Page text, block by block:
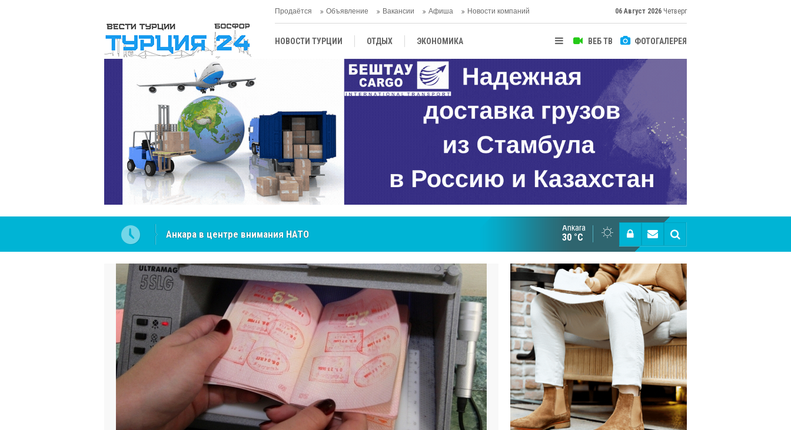
Продаётся Объявление Вакансии Афиша Новости компаний 06 Август 2026 Четверг
ВЕБ ТВ ФОТОГАЛЕРЕЯ
НОВОСТИ ТУРЦИИ ОТДЫХ ЭКОНОМИКА
ТУРЕЦКАЯ КУХНЯ КУЛЬТУРА ОБЩЕСТВО
ЦЕНТРАЛЬНАЯ АЗИЯ АНТАЛЬЯ
Анкара в центре внимания НАТО Анкара укрепляет статус центра Тюркского
Ankara
30 °C